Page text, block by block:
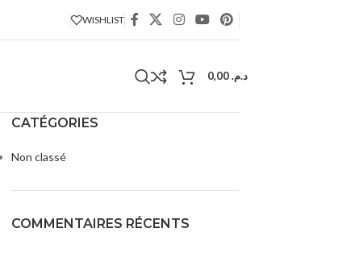
WISHLIST
د.م.
CATÉGORIES
Non classé
COMMENTAIRES RÉCENTS